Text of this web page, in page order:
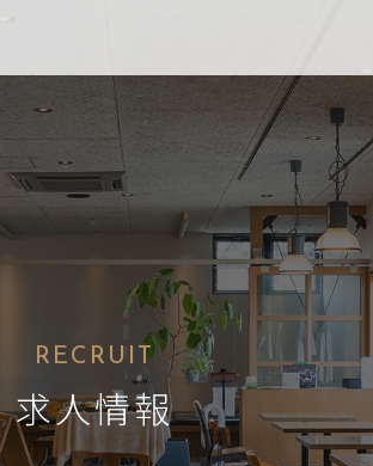
RECRUIT
求人情報